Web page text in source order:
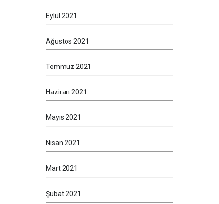
Eylül 2021
Ağustos 2021
Temmuz 2021
Haziran 2021
Mayıs 2021
Nisan 2021
Mart 2021
Şubat 2021